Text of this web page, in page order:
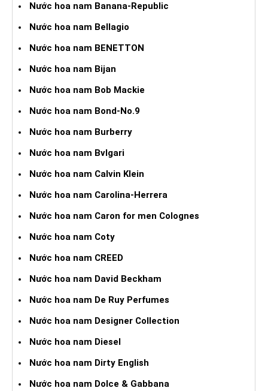
Nước hoa nam Banana-Republic
Nước hoa nam Bellagio
Nước hoa nam BENETTON
Nước hoa nam Bijan
Nước hoa nam Bob Mackie
Nước hoa nam Bond-No.9
Nước hoa nam Burberry
Nước hoa nam Bvlgari
Nước hoa nam Calvin Klein
Nước hoa nam Carolina-Herrera
Nước hoa nam Caron for men Colognes
Nước hoa nam Coty
Nước hoa nam CREED
Nước hoa nam David Beckham
Nước hoa nam De Ruy Perfumes
Nước hoa nam Designer Collection
Nước hoa nam Diesel
Nước hoa nam Dirty English
Nước hoa nam Dolce & Gabbana